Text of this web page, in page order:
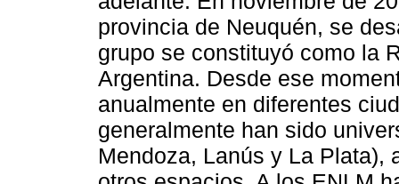
provincia de Neuquén, se
grupo se constituyó como la
Argentina. Desde ese
anualmente en diferentes
generalmente han sido
Mendoza, Lanús y La Plata),